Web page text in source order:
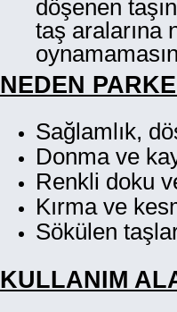
taş aralarına
NEDEN
Sağlamlık,
Donma ve
Renkli doku
Kırma ve
Sökülen
KULLANIM